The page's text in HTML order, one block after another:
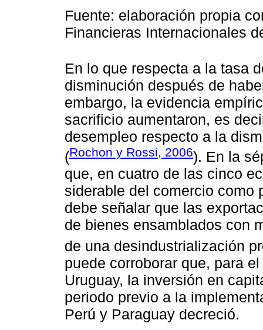
Fuente: elaboración propia
Financieras Internacionales
En lo que respecta a la tasa
disminución después de
embargo, la evidencia
sacrificio aumentaron, es
desempleo respecto a la
(Rochon y Rossi, 2006). En la
que, en cuatro de las cinco
siderable del comercio como
debe señalar que las
de bienes ensamblados con
de una desindustrialización
puede corroborar que, para
Uruguay, la inversión en
periodo previo a la
Perú y Paraguay decreció.